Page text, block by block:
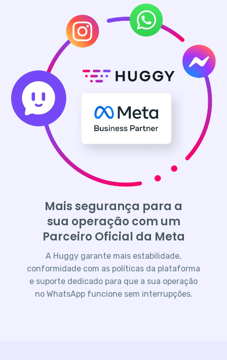
Mais segurança para a
sua operação com um
Parceiro Oficial da Meta
A Huggy garante mais estabilidade,
conformidade com as políticas da plataforma
e suporte dedicado para que a sua operação
no WhatsApp funcione sem interrupções.